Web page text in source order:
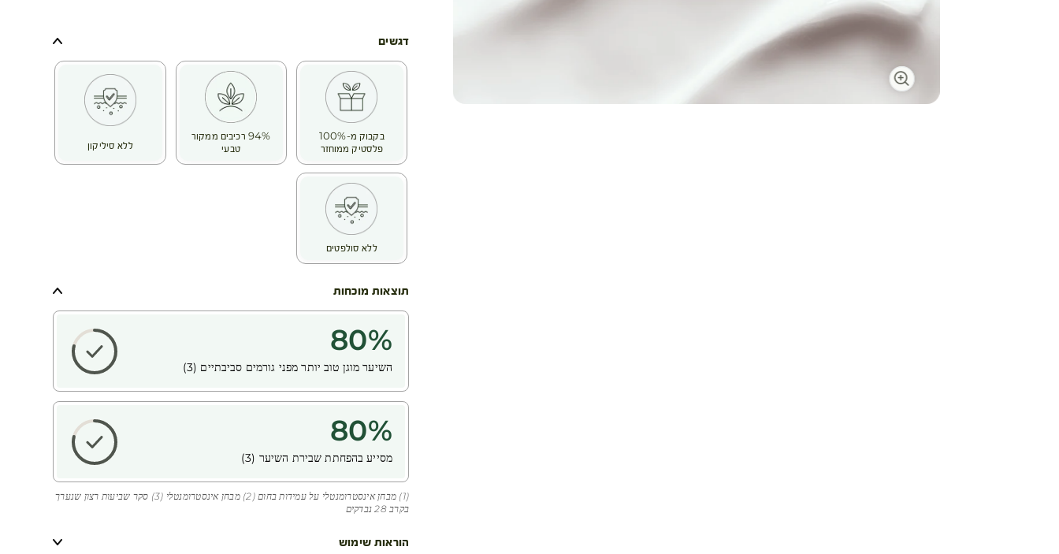
ונשירת קשקשים והשיער הופך עמום.
שלנו בחרו בחוחובה אורגנית, הידועה בשמן העשיר במיוחד המופק ממנה
שמצטיין בתכונות משקמות.
החוחובה עשירה בחומצות שומן כמו אומגה 6 ו- 9 ובעלת הרכב שדומה לחֵלֶב.
היא מזינה שיער יבש ושביר באופן אינטנסיבי ומחזירה לו את הברק והרכות.
הודות לעושר שלה, היא מסייעת בשיקום שיער פגום שהופך להיות עמיד יותר
נגד השפעות סביבתיות עתידיות
דגשים
בקבוק מ-100%
פלסטיק ממוחזר
94% רכיבים ממקור
טבעי
ללא סיליקון
ללא סולפטים
תוצאות מוכחות
80%
השיער מוגן טוב יותר מפני גורמים סביבתיים (3)
80%
מסייע בהפחתת שבירת השיער (3)
(1) מבחן אינסטרומנטלי על עמידות בחום (2) מבחן אינסטרומנטלי (3) סקר שביעות רצון שנערך
בקרב 28 נבדקים
הוראות שימוש